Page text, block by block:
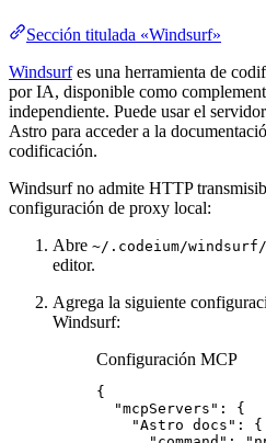
Sección titulada «Windsurf»
Windsurfes una herramienta de
por IA, disponible como
independiente. Puede usar el
Astro para acceder a la
codificación.
Windsurf no admite HTTP
configuración de proxy local:
Abre ~/.codeium/
editor.
Agrega la siguiente
Windsurf:
Configuración MCP
{
"mcpServers" : {
"Astro docs" : {